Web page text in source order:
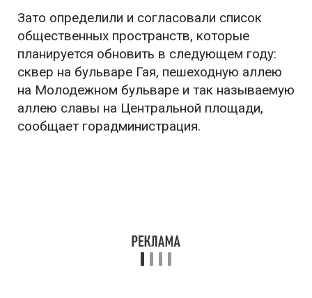
Зато определили и согласовали список
общественных пространств, которые
планируется обновить в следующем году:
сквер на бульваре Гая, пешеходную аллею
на Молодежном бульваре и так называемую
аллею славы на Центральной площади,
сообщает горадминистрация.